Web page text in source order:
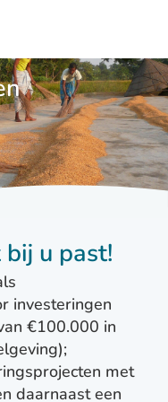
u past!
investeringen
€100.000 in
met
daarnaast een